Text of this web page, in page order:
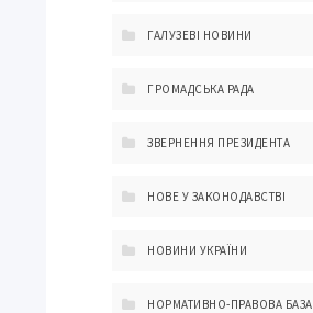
ГАЛУЗЕВІ НОВИНИ
ГРОМАДСЬКА РАДА
ЗВЕРНЕННЯ ПРЕЗИДЕНТА
НОВЕ У ЗАКОНОДАВСТВІ
НОВИНИ УКРАЇНИ
НОРМАТИВНО-ПРАВОВА БАЗА